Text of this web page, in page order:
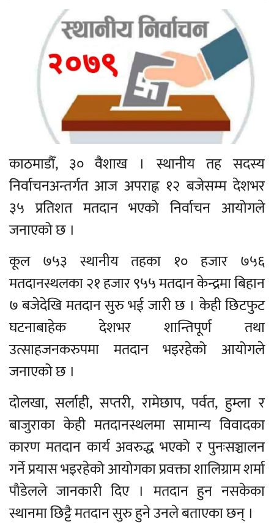
काठमाडौँ, ३० वैशाख । स्थानीय तह सदस्य
निर्वाचनअन्तर्गत आज अपराह्न १२ बजेसम्म देशभर
३५ प्रतिशत मतदान भएको निर्वाचन आयोगले
जनाएको छ ।
कूल ७५३ स्थानीय तहका १० हजार ७५६
मतदानस्थलका २१ हजार ९५५ मतदान केन्द्रमा बिहान
७ बजेदेखि मतदान सुरु भई जारी छ । केही छिटफुट
घटनाबाहेक देशभर शान्तिपूर्ण तथा
उत्साहजनकरुपमा मतदान भइरहेको आयोगले
जनाएको छ ।
दोलखा, सर्लाही, सप्तरी, रामेछाप, पर्वत, हुम्ला र
बाजुराका केही मतदानस्थलमा सामान्य विवादका
कारण मतदान कार्य अवरुद्ध भएको र पुनःसञ्चालन
गर्ने प्रयास भइरहेको आयोगका प्रवक्ता शालिग्राम शर्मा
पौडेलले जानकारी दिए । मतदान हुन नसकेका
स्थानमा छिट्टै मतदान सुरु हुने उनले बताएका छन् ।